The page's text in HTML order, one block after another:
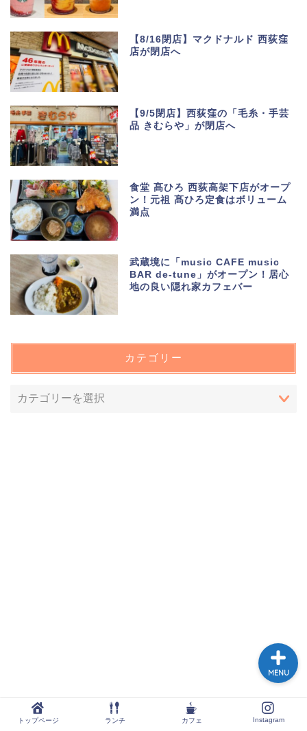
【8/16閉店】マクドナルド 西荻窪
店が閉店へ
【9/5閉店】西荻窪の「毛糸・手芸
品 きむらや」が閉店へ
食堂 髙ひろ 西荻高架下店がオープ
ン！元祖 髙ひろ定食はボリューム
満点
武蔵境に「music CAFE music
BAR de-tune」がオープン！居心
地の良い隠れ家カフェバー
カテゴリー
トップページ ランチ カフェ Instagram
MENU